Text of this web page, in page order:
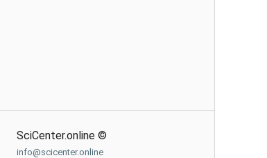
SciCenter.online ©
info@scicenter.online